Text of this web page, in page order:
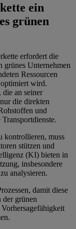
ein
grünen
erfordert die
grünes Unternehmen
Ressourcen
wird.
die an seiner
die direkten
und
kontrollieren, muss
stützen und
(KI) bieten in
insbesondere
analysieren.
damit diese
grünen